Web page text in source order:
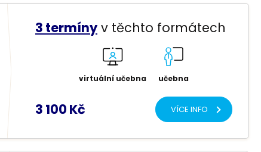
3 termíny v těchto formátech
virtuální učebna učebna
3 100 Kč VÍCE INFO